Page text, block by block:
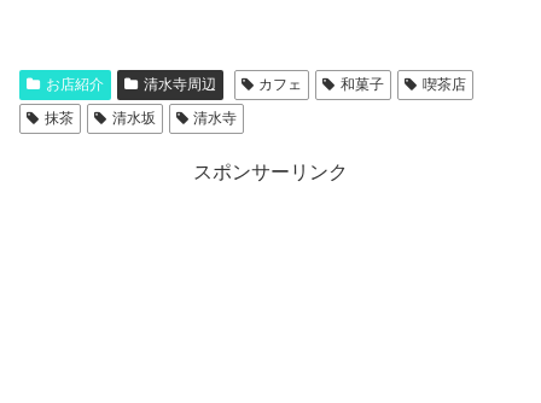
お店紹介 清水寺周辺 カフェ 和菓子
喫茶店
抹茶
清水坂 清水寺
スポンサーリンク